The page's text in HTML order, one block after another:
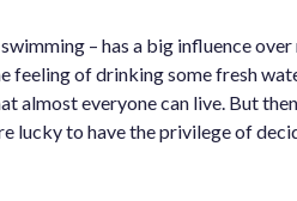
– has a big influence
feeling of drinking some fresh
almost everyone can live. But
lucky to have the privilege of